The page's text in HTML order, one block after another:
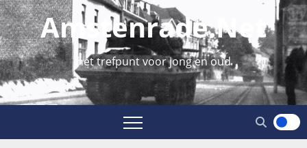
Amstenrade.net
hét trefpunt voor jong en oud